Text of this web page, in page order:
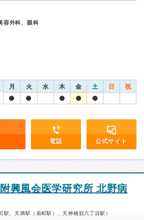
容外科、眼科
月 火 水 木 金 土 日 祝
電話 公式サイト
興風会医学研究所 北野病
駅、天満駅（扇町駅）、天神橋筋六丁目駅）